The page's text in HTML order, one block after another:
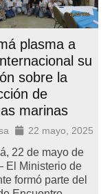
plasma a
su
sobre la
de
marinas
22 mayo, 2025
22 de mayo de
El Ministerio de
formó parte del